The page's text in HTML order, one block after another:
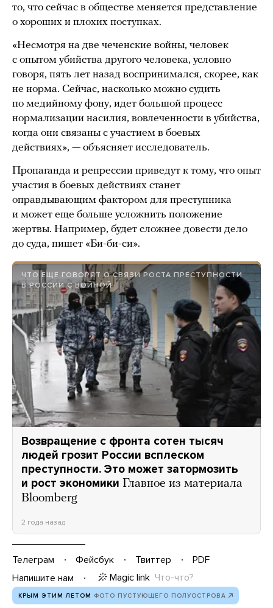
то, что сейчас в обществе меняется представление
о хороших и плохих поступках.
«Несмотря на две чеченские войны, человек
с опытом убийства другого человека, условно
говоря, пять лет назад воспринимался, скорее, как
не норма. Сейчас, насколько можно судить
по медийному фону, идет большой процесс
нормализации насилия, вовлеченности в убийства,
когда они связаны с участием в боевых
действиях», — объясняет исследователь.
Пропаганда и репрессии приведут к тому, что опыт
участия в боевых действиях станет
оправдывающим фактором для преступника
и может еще больше усложнить положение
жертвы. Например, будет сложнее довести дело
до суда, пишет «Би-би-си».
ЧТО ЕЩЕ ГОВОРЯТ О СВЯЗИ РОСТА ПРЕСТУПНОСТИ
В РОССИИ С ВОЙНОЙ
Возвращение с фронта сотен тысяч
людей грозит России всплеском
преступности. Это может затормозить
и рост экономики Главное из материала
Bloomberg
2 года назад
Телеграм Фейсбук Твиттер
PDF
Напишите нам
Magic link Что-что?
КРЫМ ЭТИМ ЛЕТОМ ФОТО ПУСТУЮЩЕГО ПОЛУОСТРОВА